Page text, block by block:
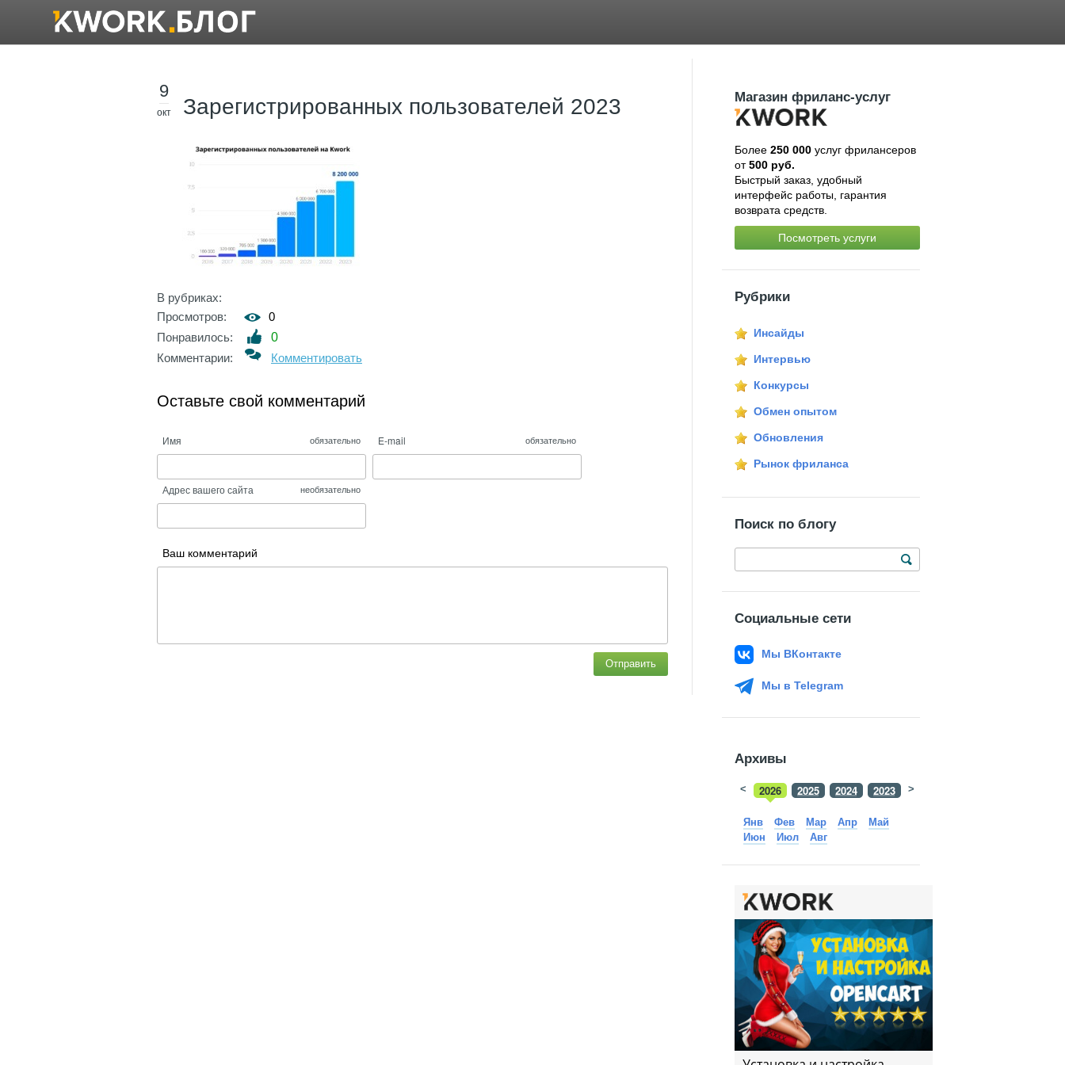
9
окт Зарегистрированных пользователей 2023
В рубриках:
Просмотров:
0
Понравилось:
0
Комментарии:
Комментировать
Оставьте свой комментарий
Имя обязательно E-mail обязательно
Адрес вашего сайта необязательно
Ваш комментарий
Отправить
Магазин фриланс-услуг
Более 250 000услуг фрилансеров
от500 руб.
Быстрый заказ, удобный
интерфейс работы, гарантия
возврата средств.
Посмотреть услуги
Рубрики
Инсайды
Интервью
Конкурсы
Обмен опытом
Обновления
Рынок фриланса
Поиск по блогу
Социальные сети
Мы ВКонтакте
Мы в Telegram
Архивы
2026 2025 2024 2023 2022
< >
Янв Фев Мар Апр
Май
Июн
Июл Авг